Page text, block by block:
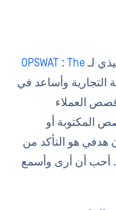
لـOPSWAT : The
التجارية وأساعد في
العملاء
المكتوبة أو
هدفي هو التأكد من
أحب أن أرى وأسمع